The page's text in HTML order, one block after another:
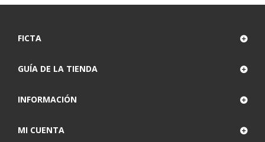
FICTA
GUÍA DE LA TIENDA
INFORMACIÓN
MI CUENTA